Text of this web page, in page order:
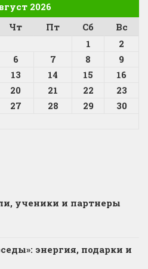
2026
Чт Пт Сб
Вс
1
2
6 7 8
9
13 14 15
16
20 21 22
23
27 28 29
30
ученики и партнеры
энергия, подарки и